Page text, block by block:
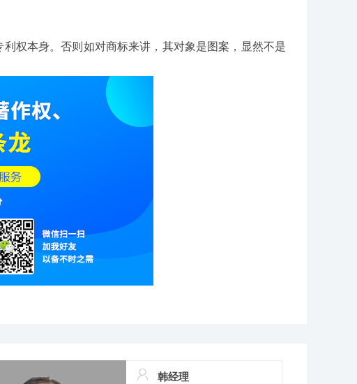
权本身。否则如对商标来讲，其对象是图案，显然不是
韩经理